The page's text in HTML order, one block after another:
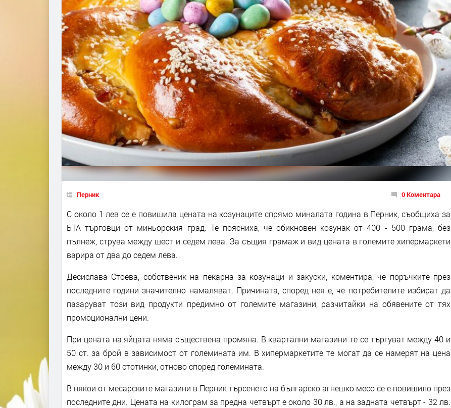
Перник 0 Коментара
С около 1 лев се е повишила цената на козунаците спрямо миналата година в Перник, съобщиха за
БТА търговци от миньорския град. Те поясниха, че обикновен козунак от 400 - 500 грама, без
пълнеж, струва между шест и седем лева. За същия грамаж и вид цената в големите хипермаркети
варира от два до седем лева.
Десислава Стоева, собственик на пекарна за козунаци и закуски, коментира, че поръчките през
последните години значително намаляват. Причината, според нея е, че потребителите избират да
пазаруват този вид продукти предимно от големите магазини, разчитайки на обявените от тях
промоционални цени.
При цената на яйцата няма съществена промяна. В квартални магазини те се търгуват между 40 и
50 ст. за брой в зависимост от големината им. В хипермаркетите те могат да се намерят на цена
между 30 и 60 стотинки, отново според големината.
В някои от месарските магазини в Перник търсенето на българско агнешко месо се е повишило през
последните дни. Цената на килограм за предна четвърт е около 30 лв., а на задната четвърт - 32 лв.